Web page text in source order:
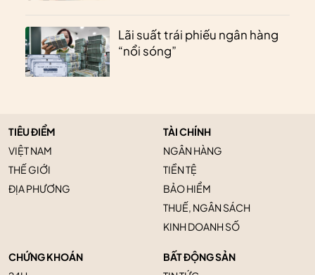
Lãi suất trái phiếu ngân hàng
“nổi sóng”
TIÊU ĐIỂM
VIỆT NAM
THẾ GIỚI
ĐỊA PHƯƠNG
TÀI CHÍNH
NGÂN HÀNG
TIỀN TỆ
BẢO HIỂM
THUẾ, NGÂN SÁCH
KINH DOANH SỐ
CHỨNG KHOÁN
BẤT ĐỘNG SẢN